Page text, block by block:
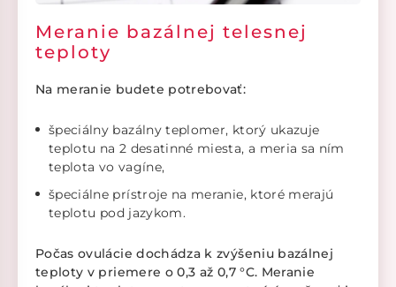
Meranie bazálnej telesnej
teploty
Na meranie budete potrebovať:
špeciálny bazálny teplomer, ktorý ukazuje
teplotu na 2 desatinné miesta, a meria sa ním
teplota vo vagíne,
špeciálne prístroje na meranie, ktoré merajú
teplotu pod jazykom.
Počas ovulácie dochádza k zvýšeniu bazálnej
teploty v priemere o 0,3 až 0,7 °C. Meranie